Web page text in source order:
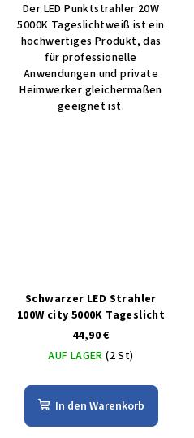
Der LED Punktstrahler 20W
5000K Tageslichtweiß ist ein
hochwertiges Produkt, das
für professionelle
Anwendungen und private
Heimwerker gleichermaßen
geeignet ist.
Schwarzer LED Strahler
100W city 5000K Tageslicht
44,90 €
AUF LAGER(2 St)
In den Warenkorb